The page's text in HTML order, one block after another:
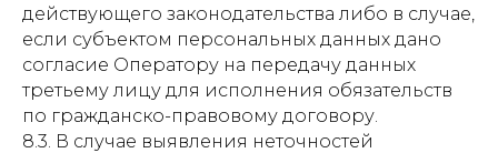
действующего законодательства либо в случае,
если субъектом персональных данных дано
согласие Оператору на передачу данных
третьему лицу для исполнения обязательств
по гражданско-правовому договору.
8.3. В случае выявления неточностей